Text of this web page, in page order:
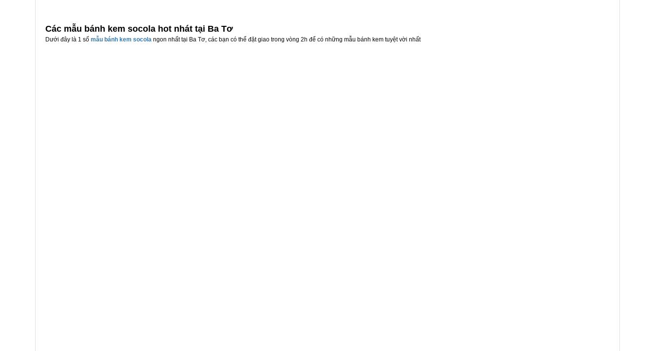
Các mẫu bánh kem socola hot nhát tại Ba Tơ
Dưới đây là 1 số mẫu bánh kem socola ngon nhất tại Ba Tơ, các bạn có thể đặt giao trong vòng 2h để có những mẫu bánh kem tuyệt vời nhất